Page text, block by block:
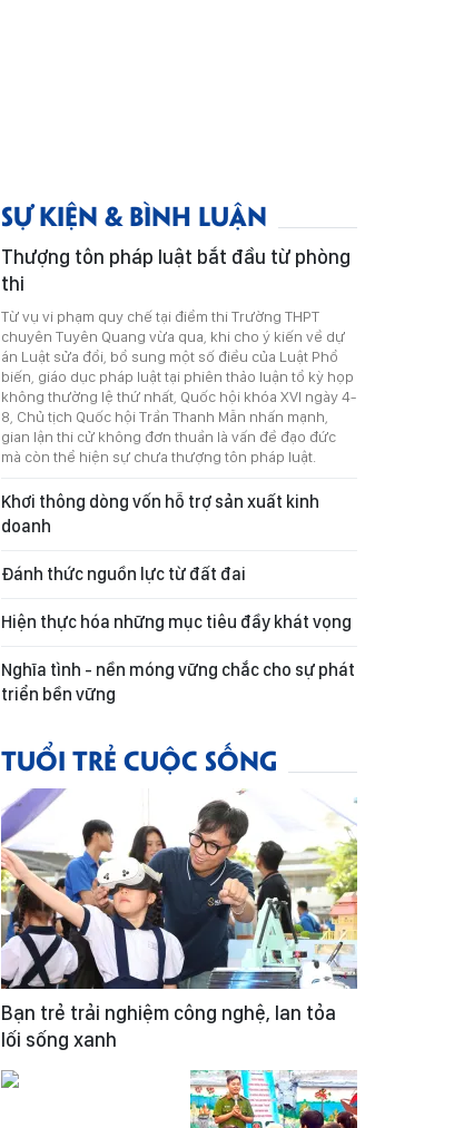
SỰ KIỆN & BÌNH LUẬN
Thượng tôn pháp luật bắt đầu từ phòng
thi
Từ vụ vi phạm quy chế tại điểm thi Trường THPT
chuyên Tuyên Quang vừa qua, khi cho ý kiến về dự
án Luật sửa đổi, bổ sung một số điều của Luật Phổ
biến, giáo dục pháp luật tại phiên thảo luận tổ kỳ họp
không thường lệ thứ nhất, Quốc hội khóa XVI ngày 4-
8, Chủ tịch Quốc hội Trần Thanh Mẫn nhấn mạnh,
gian lận thi cử không đơn thuần là vấn đề đạo đức
mà còn thể hiện sự chưa thượng tôn pháp luật.
Khơi thông dòng vốn hỗ trợ sản xuất kinh
doanh
Đánh thức nguồn lực từ đất đai
Hiện thực hóa những mục tiêu đầy khát vọng
Nghĩa tình - nền móng vững chắc cho sự phát
triển bền vững
TUỔI TRẺ CUỘC SỐNG
Bạn trẻ trải nghiệm công nghệ, lan tỏa
lối sống xanh